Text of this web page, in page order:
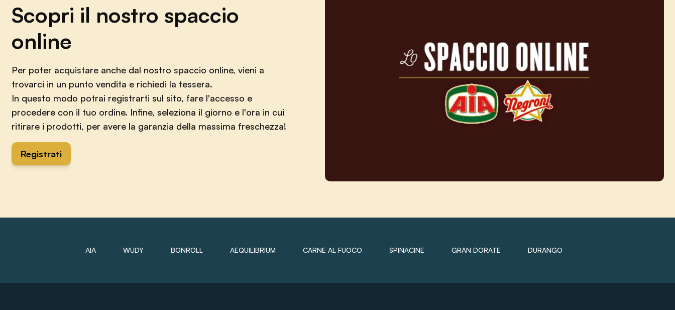
Scopri il nostro spaccio
online
Per poter acquistare anche dal nostro spaccio online, vieni a
trovarci in un punto vendita e richiedi la tessera.
In questo modo potrai registrarti sul sito, fare l'accesso e
procedere con il tuo ordine. Infine, seleziona il giorno e l'ora in cui
ritirare i prodotti, per avere la garanzia della massima freschezza!
Registrati
AIA WUDY BONROLL AEQUILIBRIUM CARNE AL FUOCO SPINACINE GRAN DORATE DURANGO